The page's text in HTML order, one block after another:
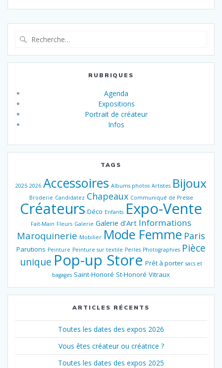
sein
des
articles
:
RUBRIQUES
Agenda
Expositions
Portrait de créateur
Infos
TAGS
2025 2026 Accessoires Albums photos Artistes Bijoux
Broderie Candidatez Chapeaux Communiqué de Presse
Créateurs Déco Enfants Expo-Vente
Fait-Main Fleurs Galerie Galerie d'Art Informations
Maroquinerie Mobilier Mode Femme Paris
Parutions Peinture Peinture sur textile Perles Photographies Pièce
unique Pop-up Store Prêt à porter sacs et
bagages Saint-Honoré St-Honoré Vitraux
ARTICLES RÉCENTS
Toutes les dates des expos 2026
Vous êtes créateur ou créatrice ?
Toutes les dates des expos 2025